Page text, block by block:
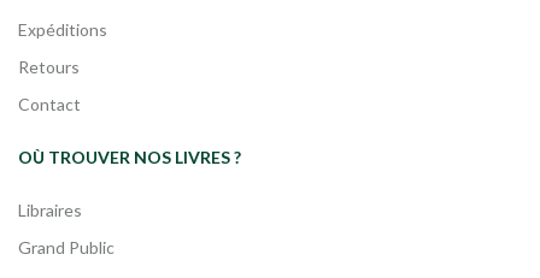
Expéditions
Retours
Contact
OÙ TROUVER NOS LIVRES ?
Libraires
Grand Public